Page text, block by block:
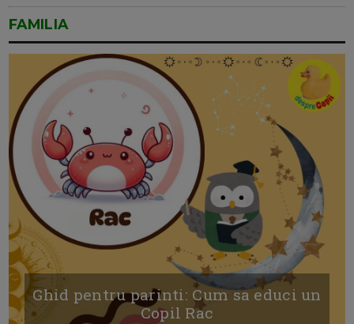
FAMILIA
Ghid pentru parinti: Cum sa educi un
Copil Rac